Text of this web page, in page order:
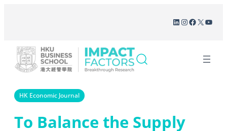
LinkedIn
Instagram
Facebook
X
HK Economic Journal
To Balance the Supply